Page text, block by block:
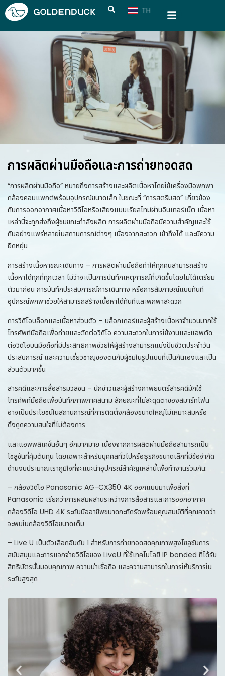
TH
CN
การผลิตผ่านมือถือและการถ่ายทอดสด
“การผลิตผ่านมือถือ” หมายถึงการสร้างและผลิตเนื้อหาโดยใช้เครื่องมือพกพา
กล้องคอมแพกต์พร้อมอุปกรณ์ขนาดเล็ก ในขณะที่ “การสตรีมสด” เกี่ยวข้อง
กับการออกอากาศเนื้อหาวิดีโอหรือเสียงแบบเรียลไทม์ผ่านอินเทอร์เน็ต เนื้อหา
เหล่านี้จะถูกส่งถึงผู้ชมขณะกำลังผลิต การผลิตผ่านมือถือมีความสำคัญและใช้
กันอย่างแพร่หลายในสถานการณ์ต่างๆ เนื่องจากสะดวก เข้าถึงได้ และมีความ
ยืดหยุ่น
การสร้างเนื้อหาขณะเดินทาง – การผลิตผ่านมือถือทำให้ทุกคนสามารถสร้าง
เนื้อหาได้ทุกที่ทุกเวลา ไม่ว่าจะเป็นการบันทึกเหตุการณ์ที่เกิดขึ้นโดยไม่ได้เตรียม
ตัวมาก่อน การบันทึกประสบการณ์การเดินทาง หรือการสัมภาษณ์แบบทันที
อุปกรณ์พกพาช่วยให้สามารถสร้างเนื้อหาได้ทันทีและพกพาสะดวก
การวิดีโอบล็อกและเนื้อหาส่วนตัว – บล็อกเกอร์และผู้สร้างเนื้อหาจำนวนมากใช้
โทรศัพท์มือถือเพื่อถ่ายและตัดต่อวิดีโอ ความสะดวกในการใช้งานและแอพตัด
ต่อวิดีโอบนมือถือที่มีประสิทธิภาพช่วยให้ผู้สร้างสามารถแบ่งปันชีวิตประจำวัน
ประสบการณ์ และความเชี่ยวชาญของตนกับผู้ชมในรูปแบบที่เป็นกันเองและเป็น
ส่วนตัวมากขึ้น
สารคดีและการสื่อสารมวลชน – นักข่าวและผู้สร้างภาพยนตร์สารคดีมักใช้
โทรศัพท์มือถือเพื่อบันทึกภาพภาคสนาม ลักษณะที่ไม่สะดุดตาของสมาร์ทโฟน
อาจเป็นประโยชน์ในสถานการณ์ที่การติดตั้งกล้องขนาดใหญ่ไม่เหมาะสมหรือ
ดึงดูดความสนใจที่ไม่ต้องการ
และแอพพลิเคชั่นอื่นๆ อีกมากมาย เนื่องจากการผลิตผ่านมือถือสามารถเป็น
โซลูชันที่คุ้มต้นทุน โดยเฉพาะสำหรับบุคคลทั่วไปหรือธุรกิจขนาดเล็กที่มีข้อจำกัด
ด้านงบประมาณเราภูมิใจที่จะแนะนำอุปกรณ์สำคัญเหล่านี้เพื่อทำงานร่วมกัน:
– กล้องวิดีโอ Panasonic AG-CX350 4K ออกแบบมาเพื่อสิ่งที่
Panasonic เรียกว่าการผสมผสานระหว่างการสื่อสารและการออกอากาศ
กล้องวิดีโอ UHD 4K ระดับมืออาชีพขนาดกะทัดรัดพร้อมคุณสมบัติที่คุณคาดว่า
จะพบในกล้องวิดีโอขนาดเต็ม
– Live U เป็นตัวเลือกอันดับ 1 สำหรับการถ่ายทอดสดคุณภาพสูงโซลูชันการ
สนับสนุนและการแจกจ่ายวิดีโอของ LiveU ที่ใช้เทคโนโลยี IP bonded ที่ได้รับ
สิทธิบัตรนั้นมอบคุณภาพ ความน่าเชื่อถือ และความสามารถในการให้บริการใน
ระดับสูงสุด